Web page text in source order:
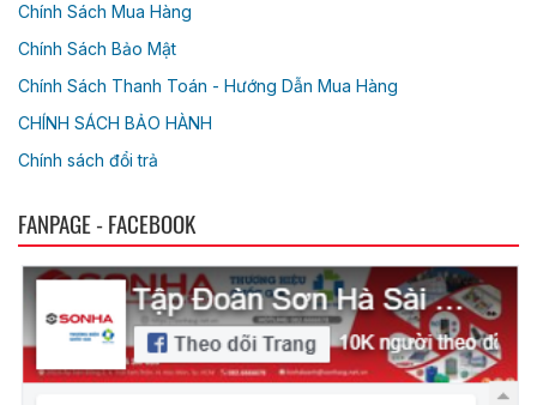
Chính Sách Mua Hàng
Chính Sách Bảo Mật
Chính Sách Thanh Toán - Hướng Dẫn Mua Hàng
CHÍNH SÁCH BẢO HÀNH
Chính sách đổi trả
FANPAGE - FACEBOOK